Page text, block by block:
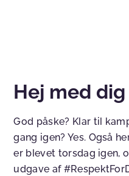
Hej med dig
God påske? Klar til
gang igen? Yes. Også
er blevet torsdag igen,
udgave af